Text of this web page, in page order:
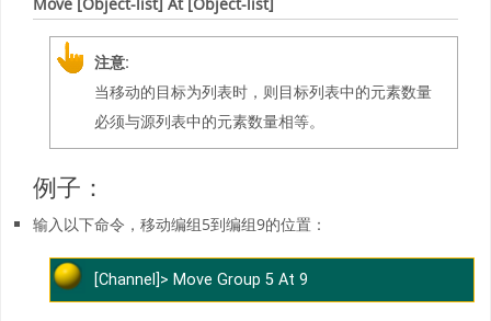
注意:
当移动的目标为列表时，则目标列表中的元素数量
必须与源列表中的元素数量相等。
例子：
输入以下命令，移动编组5到编组9的位置：
[Channel]> Move Group 5 At 9